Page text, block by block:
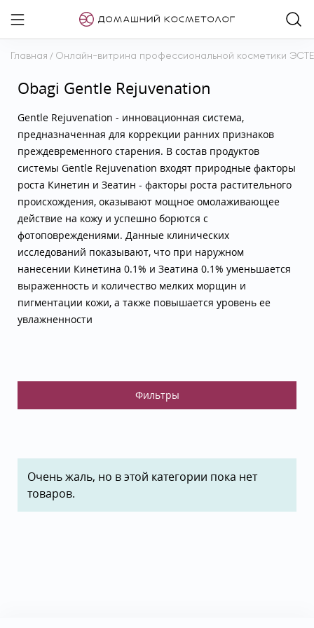
Главная / Онлайн-витрина профессиональной косметики
Obagi Gentle Rejuvenation
Gentle Rejuvenation - инновационная система,
предназначенная для коррекции ранних признаков
преждевременного старения. В состав продуктов
системы Gentle Rejuvenation входят природные факторы
роста Кинетин и Зеатин - факторы роста растительного
происхождения, оказывают мощное омолаживающее
действие на кожу и успешно борются с
фотоповреждениями. Данные клинических
исследований показывают, что при наружном
нанесении Кинетина 0.1% и Зеатина 0.1% уменьшается
выраженность и количество мелких морщин и
пигментации кожи, а также повышается уровень ее
увлажненности
Очень жаль, но в этой категории пока нет
товаров.